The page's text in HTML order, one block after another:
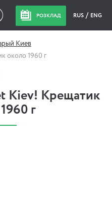
РОЗКЛАД RUS ENG
Киев
около 1960 г
Kiev! Крещатик
г